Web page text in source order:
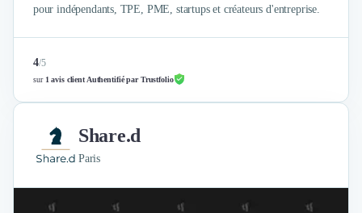
pour indépendants, TPE, PME, startups et créateurs d'entreprise.
4/5
sur 1 avis client Authentifié par Trustfolio
Share.d
Paris